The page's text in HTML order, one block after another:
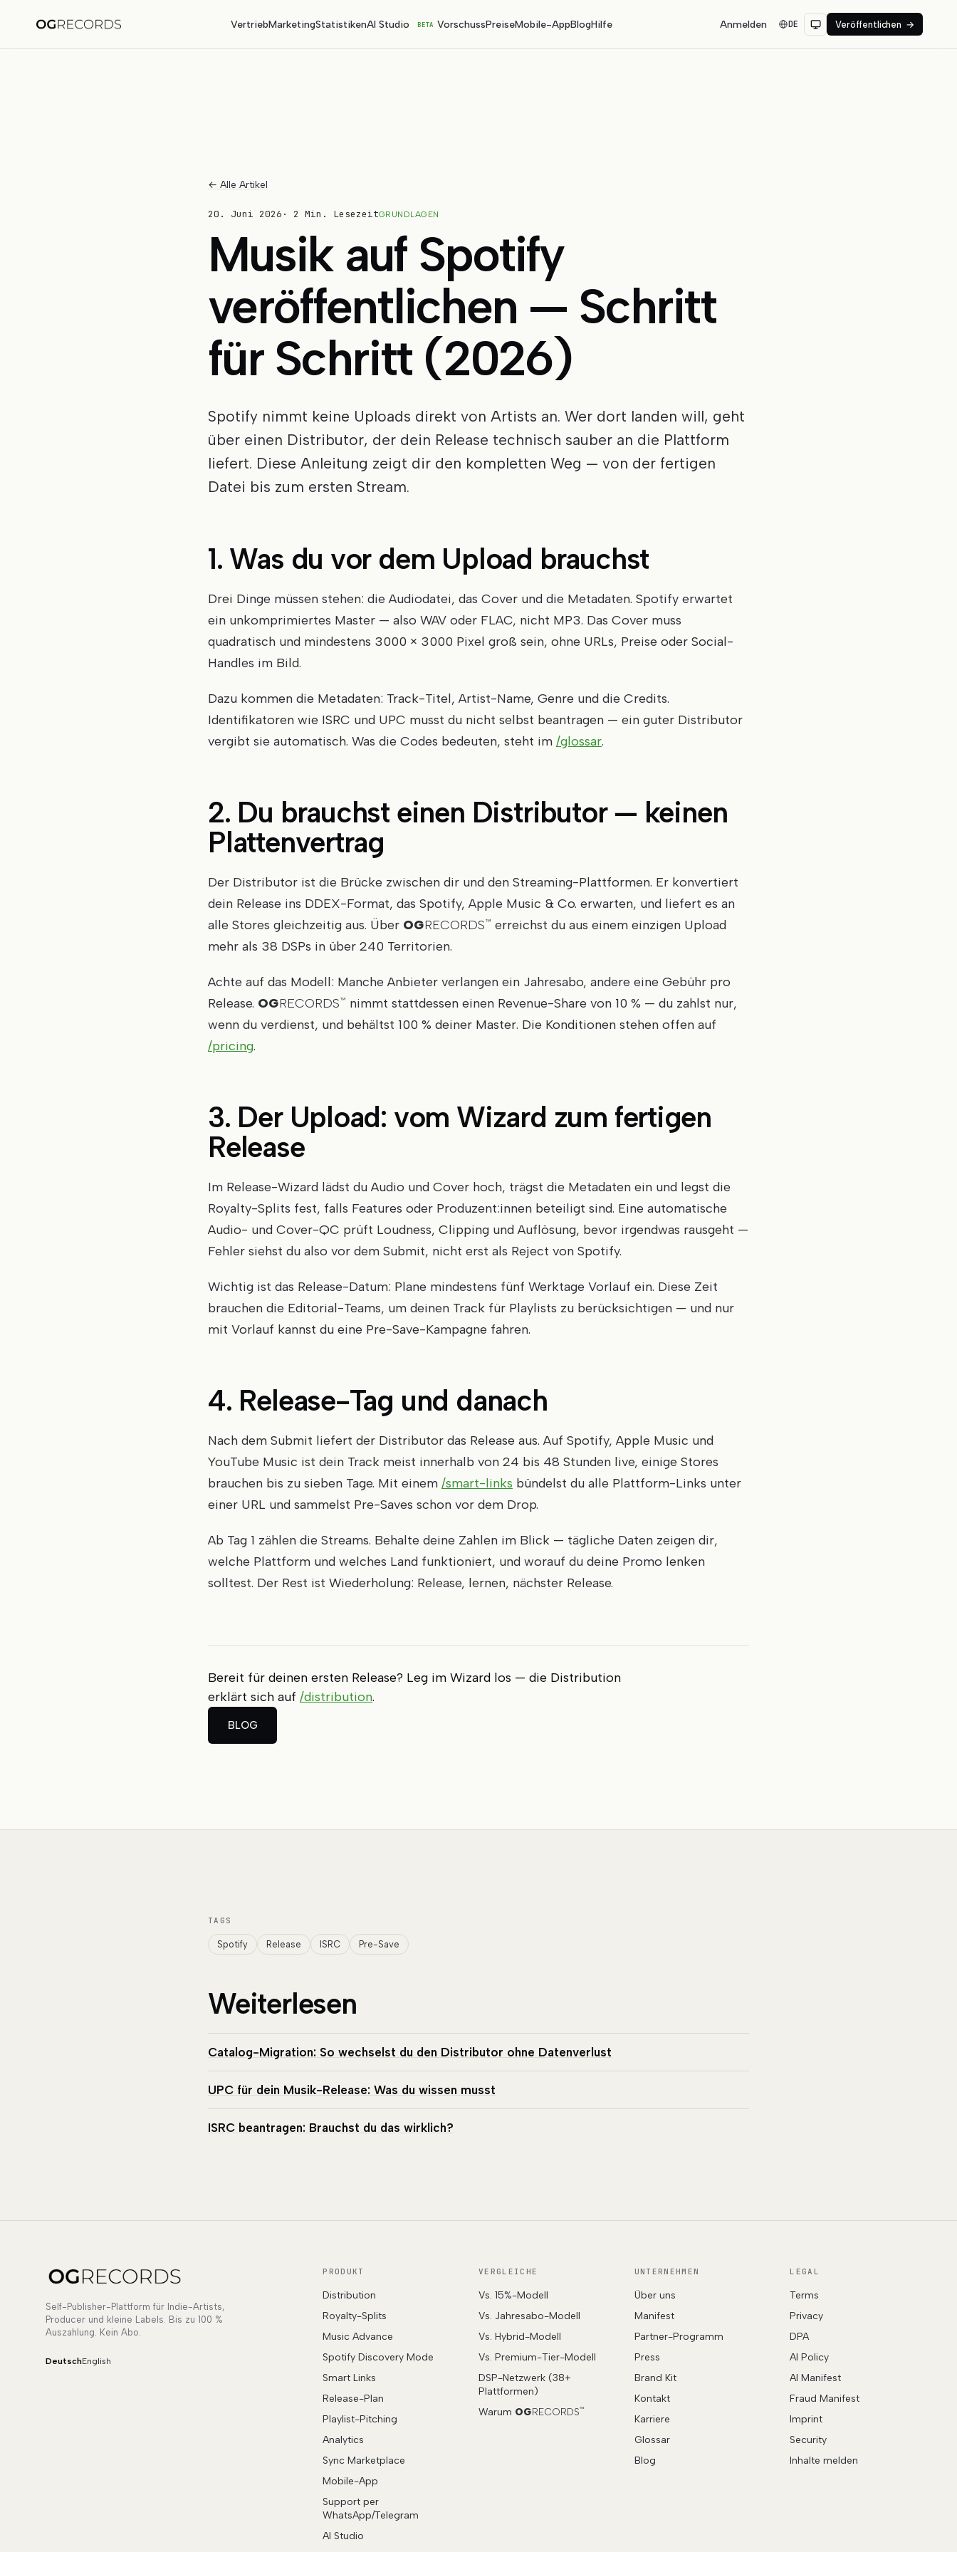
VertriebMarketingStatistikenAI Studio BETA VorschussPreiseMobile-AppBlogHilfe Anmelden DE Veröffentlichen →
← Alle Artikel
20. Juni 2026 · 2 Min. LesezeitGRUNDLAGEN
Musik auf Spotify
veröffentlichen — Schritt
für Schritt (2026)
Spotify nimmt keine Uploads direkt von Artists an. Wer dort landen will, geht
über einen Distributor, der dein Release technisch sauber an die Plattform
liefert. Diese Anleitung zeigt dir den kompletten Weg — von der fertigen
Datei bis zum ersten Stream.
1. Was du vor dem Upload brauchst
Drei Dinge müssen stehen: die Audiodatei, das Cover und die Metadaten. Spotify erwartet
ein unkomprimiertes Master — also WAV oder FLAC, nicht MP3. Das Cover muss
quadratisch und mindestens 3000 × 3000 Pixel groß sein, ohne URLs, Preise oder Social-
Handles im Bild.
Dazu kommen die Metadaten: Track-Titel, Artist-Name, Genre und die Credits.
Identifikatoren wie ISRC und UPC musst du nicht selbst beantragen — ein guter Distributor
vergibt sie automatisch. Was die Codes bedeuten, steht im /glossar.
2. Du brauchst einen Distributor — keinen
Plattenvertrag
Der Distributor ist die Brücke zwischen dir und den Streaming-Plattformen. Er konvertiert
dein Release ins DDEX-Format, das Spotify, Apple Music & Co. erwarten, und liefert es an
alle Stores gleichzeitig aus. Über OGRECORDS™ erreichst du aus einem einzigen Upload
mehr als 38 DSPs in über 240 Territorien.
Achte auf das Modell: Manche Anbieter verlangen ein Jahresabo, andere eine Gebühr pro
Release. OGRECORDS™
nimmt stattdessen einen Revenue-Share von 10 % — du zahlst nur,
wenn du verdienst, und behältst 100 % deiner Master. Die Konditionen stehen offen auf
/pricing.
3. Der Upload: vom Wizard zum fertigen
Release
Im Release-Wizard lädst du Audio und Cover hoch, trägst die Metadaten ein und legst die
Royalty-Splits fest, falls Features oder Produzent:innen beteiligt sind. Eine automatische
Audio- und Cover-QC prüft Loudness, Clipping und Auflösung, bevor irgendwas rausgeht —
Fehler siehst du also vor dem Submit, nicht erst als Reject von Spotify.
Wichtig ist das Release-Datum: Plane mindestens fünf Werktage Vorlauf ein. Diese Zeit
brauchen die Editorial-Teams, um deinen Track für Playlists zu berücksichtigen — und nur
mit Vorlauf kannst du eine Pre-Save-Kampagne fahren.
4. Release-Tag und danach
Nach dem Submit liefert der Distributor das Release aus. Auf Spotify, Apple Music und
YouTube Music ist dein Track meist innerhalb von 24 bis 48 Stunden live, einige Stores
brauchen bis zu sieben Tage. Mit einem /smart-links bündelst du alle Plattform-Links unter
einer URL und sammelst Pre-Saves schon vor dem Drop.
Ab Tag 1 zählen die Streams. Behalte deine Zahlen im Blick — tägliche Daten zeigen dir,
welche Plattform und welches Land funktioniert, und worauf du deine Promo lenken
solltest. Der Rest ist Wiederholung: Release, lernen, nächster Release.
Bereit für deinen ersten Release? Leg im Wizard los — die Distribution
erklärt sich auf /distribution.
BLOG
TAGS
Spotify Release ISRC Pre-Save
Weiterlesen
Catalog-Migration: So wechselst du den Distributor ohne Datenverlust
UPC für dein Musik-Release: Was du wissen musst
ISRC beantragen: Brauchst du das wirklich?
Self-Publisher-Plattform für Indie-Artists,
Producer und kleine Labels. Bis zu 100 %
Auszahlung. Kein Abo.
DeutschEnglish
PRODUKT
Distribution
Royalty-Splits
Music Advance
Spotify Discovery Mode
Smart Links
Release-Plan
Playlist-Pitching
Analytics
Sync Marketplace
Mobile-App
Support per
WhatsApp/Telegram
AI Studio
VERGLEICHE
Vs. 15%-Modell
Vs. Jahresabo-Modell
Vs. Hybrid-Modell
Vs. Premium-Tier-Modell
DSP-Netzwerk (38+
Plattformen)
Warum OGRECORDS™
UNTERNEHMEN
Über uns
Manifest
Partner-Programm
Press
Brand Kit
Kontakt
Karriere
Glossar
Blog
LEGAL
Terms
Privacy
DPA
AI Policy
AI Manifest
Fraud Manifest
Imprint
Security
Inhalte melden